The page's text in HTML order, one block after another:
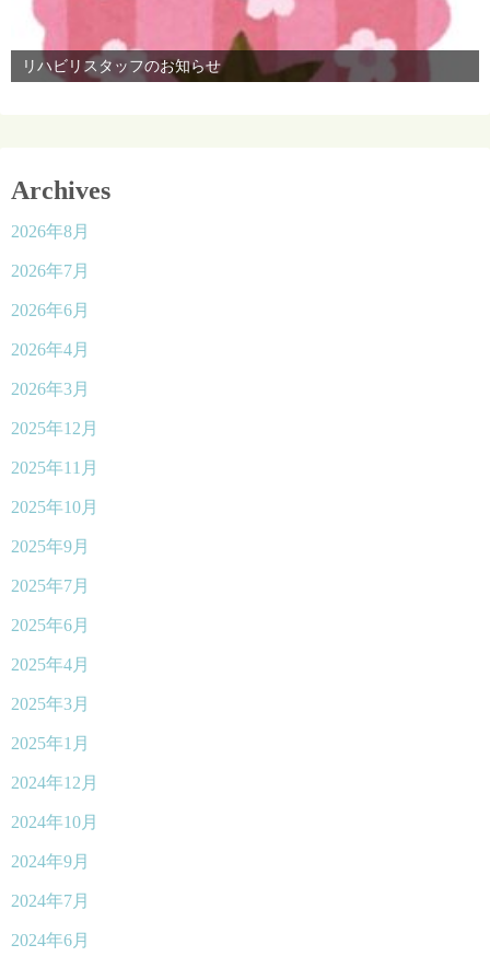
リハビリスタッフのお知らせ
Archives
2026年8月
2026年7月
2026年6月
2026年4月
2026年3月
2025年12月
2025年11月
2025年10月
2025年9月
2025年7月
2025年6月
2025年4月
2025年3月
2025年1月
2024年12月
2024年10月
2024年9月
2024年7月
2024年6月